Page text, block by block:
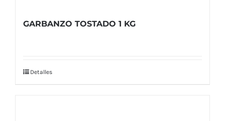
GARBANZO TOSTADO 1 KG
Detalles